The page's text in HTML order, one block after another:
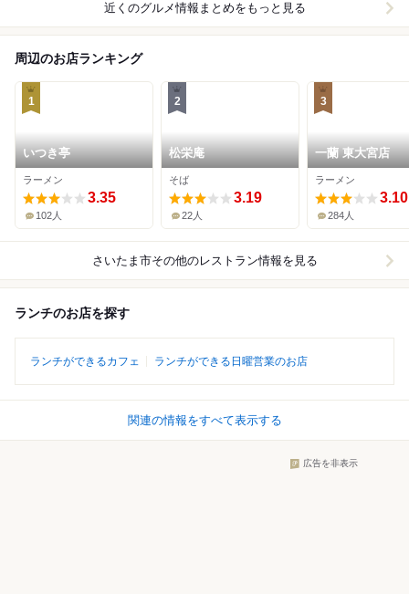
近くのグルメ情報まとめをもっと見る
周辺のお店ランキング
1
いつき亭
ラーメン
3.35
102人
2
松栄庵
そば
3.19
22人
3
一蘭 東大宮店
ラーメン
3.10
284人
さいたま市その他のレストラン情報を見る
ランチのお店を探す
ランチができるカフェ ランチができる日曜営業のお店
関連の情報をすべて表示する
広告を非表示